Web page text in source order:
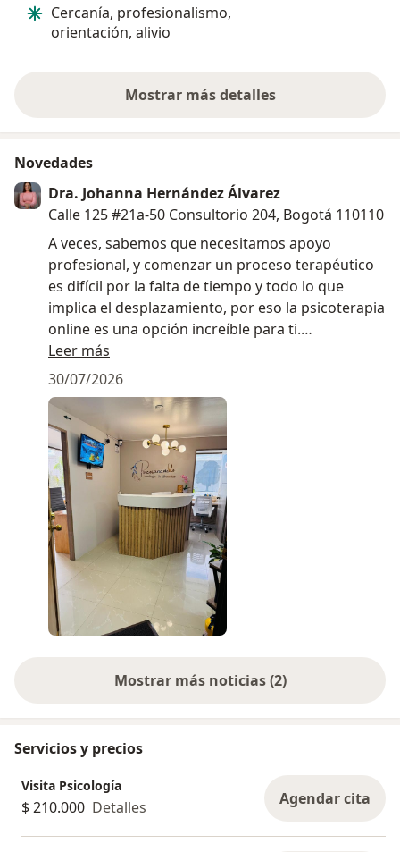
Cercanía, profesionalismo,
orientación, alivio
Mostrar más detalles
sobre la experiencia
Novedades
Dra. Johanna Hernández Álvarez
Calle 125 #21a-50 Consultorio 204, Bogotá 110110
A veces, sabemos que necesitamos apoyo
profesional, y comenzar un proceso terapéutico
es difícil por la falta de tiempo y todo lo que
implica el desplazamiento, por eso la psicoterapia
online es una opción increíble para ti.
Lo mejor es que podrás disfrutar de hacer
psicoterapia desde la comodidad de tu casa,
oficina o desde el consultorio.
¡Te espero en las sesiones presenciales!
Leer más
30/07/2026
Mostrar más noticias (2)
Servicios y precios
Visita Psicología
$ 210.000 Detalles Agendar cita